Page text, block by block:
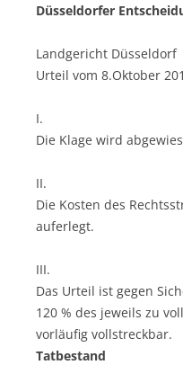
Düsseldorfer
Landgericht Düsseldorf
Urteil vom 8.Oktober
I.
Die Klage wird
II.
Die Kosten des
auferlegt.
III.
Das Urteil ist gegen
120 % des jeweils zu
vorläufig vollstreckbar.
Tatbestand